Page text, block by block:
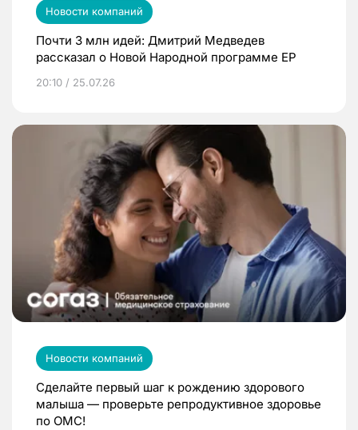
Новости компаний
Почти 3 млн идей: Дмитрий Медведев
рассказал о Новой Народной программе ЕР
20:10 / 25.07.26
Новости компаний
Сделайте первый шаг к рождению здорового
малыша — проверьте репродуктивное здоровье
по ОМС!